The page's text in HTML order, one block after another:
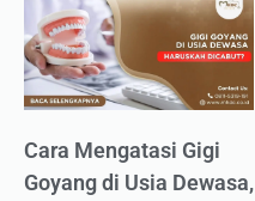
Cara Mengatasi Gigi
Goyang di Usia Dewasa,